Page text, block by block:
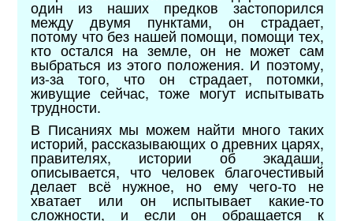
один из наших предков застопорился
между двумя пунктами, он страдает,
потому что без нашей помощи, помощи тех,
кто остался на земле, он не может сам
выбраться из этого положения. И поэтому,
из-за того, что он страдает, потомки,
живущие сейчас, тоже могут испытывать
трудности.
В Писаниях мы можем найти много таких
историй, рассказывающих о древних царях,
правителях, истории об экадаши,
описывается, что человек благочестивый
делает всё нужное, но ему чего-то не
хватает или он испытывает какие-то
сложности, и если он обращается к